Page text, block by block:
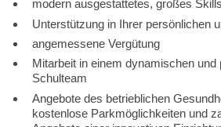
modern ausgestattetes, großes
Unterstützung in Ihrer persönlichen
angemessene Vergütung
Mitarbeit in einem dynamischen und
Schulteam
Angebote des betrieblichen
kostenlose Parkmöglichkeiten und